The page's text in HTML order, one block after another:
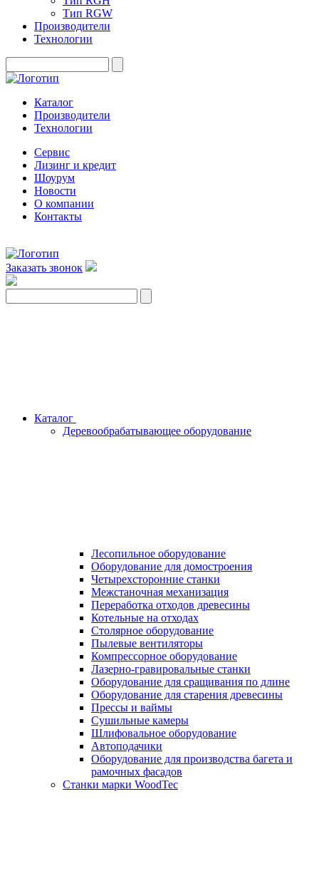
Тип RGW
Производители
Технологии
Каталог
Производители
Технологии
Сервис
Лизинг и кредит
Шоурум
Новости
О компании
Контакты
Заказать звонок
Каталог
Деревообрабатывающее оборудование
Лесопильное оборудование
Оборудование для домостроения
Четырехсторонние станки
Межстаночная механизация
Переработка отходов древесины
Котельные на отходах
Столярное оборудование
Пылевые вентиляторы
Компрессорное оборудование
Лазерно-гравировальные станки
Оборудование для сращивания по длине
Оборудование для старения древесины
Прессы и ваймы
Сушильные камеры
Шлифовальное оборудование
Автоподачики
Оборудование для производства багета и
рамочных фасадов
Станки марки WoodTec